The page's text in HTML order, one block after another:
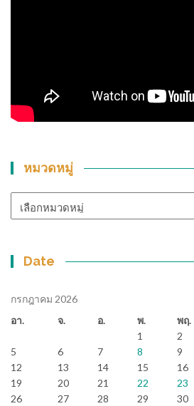
หมวดหมู่
หมู่
Date
กรกฎาคม 2026
อา.
จ. อ. พ. พฤ.
1
2
5
6 7 8 9
12
13 14 15 16
19
20 21 22 23
26
27 28 29 30